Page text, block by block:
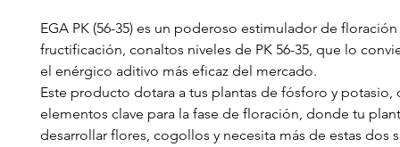
EGA PK (56-35) es un poderoso estimulador de floración
fructificación, conaltos niveles de PK 56-35, que lo
el enérgico aditivo más eficaz del mercado.
Este producto dotara a tus plantas de fósforo y potasio,
elementos clave para la fase de floración, donde tu
desarrollar flores, cogollos y necesita más de estas dos